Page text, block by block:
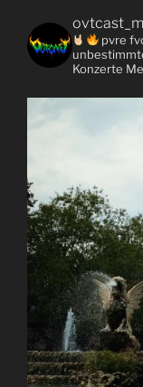
pvre
Konzerte